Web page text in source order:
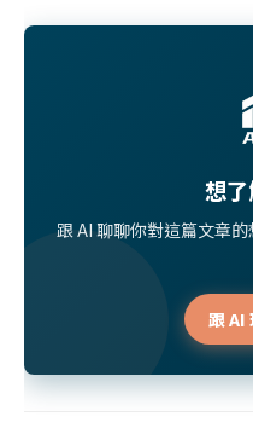
想了
跟 AI 聊聊你對這篇文章
跟 AI